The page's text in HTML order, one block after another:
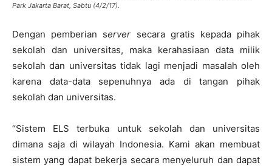
Park Jakarta Barat, Sabtu (4/2/17).
Dengan pemberian server secara gratis kepada pihak
sekolah dan universitas, maka kerahasiaan data milik
sekolah dan universitas tidak lagi menjadi masalah oleh
karena data-data sepenuhnya ada di tangan pihak
sekolah dan universitas.
“Sistem ELS terbuka untuk sekolah dan universitas
dimana saja di wilayah Indonesia. Kami akan membuat
sistem yang dapat bekerja secara menyeluruh dan dapat